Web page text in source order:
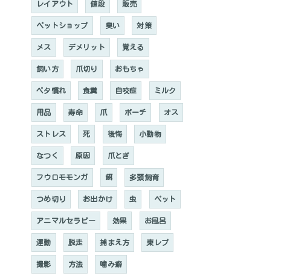
レイアウト 値段 販売
ペットショップ 臭い 対策
メス デメリット 覚える
飼い方 爪切り おもちゃ
ベタ慣れ 食糞 自咬症 ミルク
用品 寿命 爪 ポーチ オス
ストレス 死 後悔 小動物
なつく 原因 爪とぎ
フウロモモンガ 餌 多頭飼育
つめ切り お出かけ 虫 ペット
アニマルセラピー 効果 お風呂
運動 脱走 捕まえ方 東レプ
撮影 方法 噛み癖